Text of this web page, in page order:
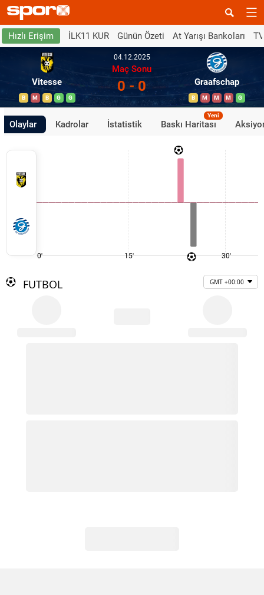
Hızlı Erişim İLK11 KUR Günün Özeti At Yarışı Bankoları
Vitesse
B M B G G
04.12.2025
Maç Sonu
0 - 0 Graafschap
B M M M G
Olaylar Kadrolar İstatistik Baskı Haritası
Yeni
0' 15' 30'
FUTBOL GMT +00:00